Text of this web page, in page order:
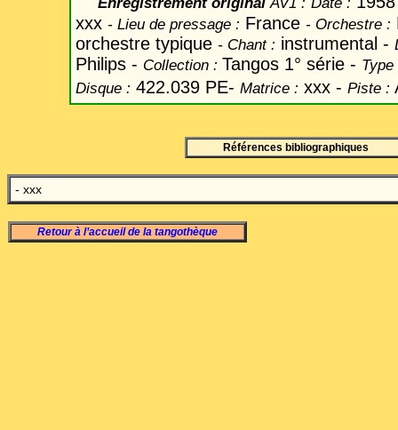
xxx - Lieu de pressage : France - Orchestre :
orchestre typique - Chant: instrumental -
Philips - Collection : Tangos 1° série - Type
Disque : 422.039 PE- Matrice : xxx - Piste :
Références bibliographiques
- xxx
Retour à l’accueil de la tangothèque